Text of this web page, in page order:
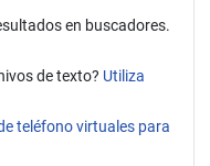
en buscadores.
de texto? Utiliza
teléfono virtuales para